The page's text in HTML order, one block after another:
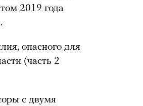
2019 года
опасного для
(часть 2
с двумя